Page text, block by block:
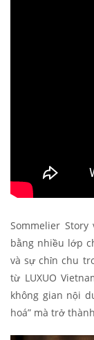
Sommelier
bằng nhiều lớp
và sự chỉn chu
từ LUXUO
không gian nội
hoá” mà trở